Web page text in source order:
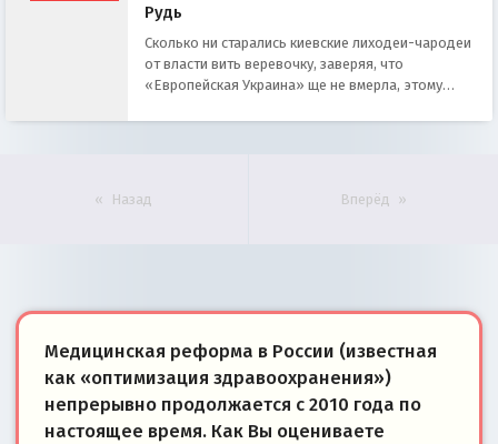
Рудь
Сколько ни старались киевские лиходеи-чародеи
от власти вить веревочку, заверяя, что
«Европейская Украина» ще не вмерла, этому
Назад Вперёд
Медицинская реформа в России (известная
как «оптимизация здравоохранения»)
непрерывно продолжается с 2010 года по
настоящее время. Как Вы оцениваете